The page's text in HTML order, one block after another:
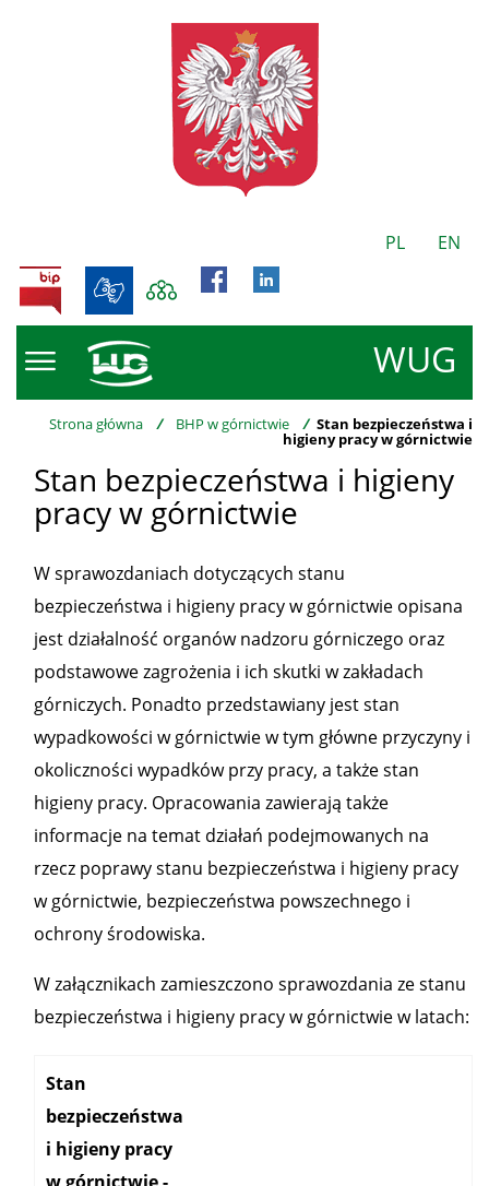
PL EN
WUG
BIP
Strona główna / BHP w górnictwie / Stan bezpieczeństwa i
higieny pracy w górnictwie
Stan bezpieczeństwa i higieny
pracy w górnictwie
W sprawozdaniach dotyczących stanu
bezpieczeństwa i higieny pracy w górnictwie opisana
jest działalność organów nadzoru górniczego oraz
podstawowe zagrożenia i ich skutki w zakładach
górniczych. Ponadto przedstawiany jest stan
wypadkowości w górnictwie w tym główne przyczyny i
okoliczności wypadków przy pracy, a także stan
higieny pracy. Opracowania zawierają także
informacje na temat działań podejmowanych na
rzecz poprawy stanu bezpieczeństwa i higieny pracy
w górnictwie, bezpieczeństwa powszechnego i
ochrony środowiska.
W załącznikach zamieszczono sprawozdania ze stanu
bezpieczeństwa i higieny pracy w górnictwie w latach:
Kategoria:
Stan
bezpieczeństwa
i higieny pracy